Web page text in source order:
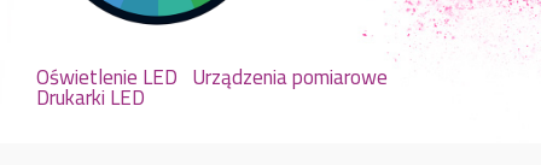
Oświetlenie LED Urządzenia pomiarowe
Drukarki LED